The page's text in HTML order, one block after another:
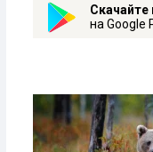
на Google